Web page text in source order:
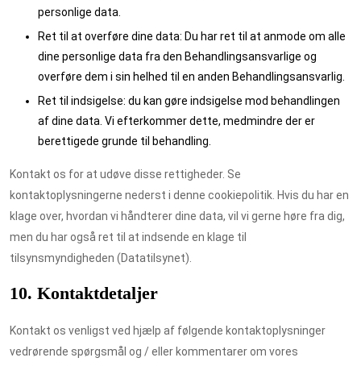
personlige data.
Ret til at overføre dine data: Du har ret til at anmode om alle
dine personlige data fra den Behandlingsansvarlige og
overføre dem i sin helhed til en anden Behandlingsansvarlig.
Ret til indsigelse: du kan gøre indsigelse mod behandlingen
af ​​dine data. Vi efterkommer dette, medmindre der er
berettigede grunde til behandling.
Kontakt os for at udøve disse rettigheder. Se
kontaktoplysningerne nederst i denne cookiepolitik. Hvis du har en
klage over, hvordan vi håndterer dine data, vil vi gerne høre fra dig,
men du har også ret til at indsende en klage til
tilsynsmyndigheden (Datatilsynet).
10. Kontaktdetaljer
Kontakt os venligst ved hjælp af følgende kontaktoplysninger
vedrørende spørgsmål og / eller kommentarer om vores